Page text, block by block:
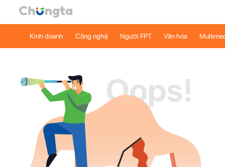
Kinh doanh Công nghệ Người FPT Văn hóa